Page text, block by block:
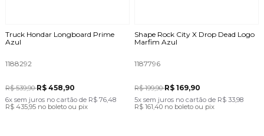
Truck Hondar Longboard Prime
Azul
1188292
R$ 539,90R$ 458,90
6x sem juros no cartãode R$ 76,48
R$ 435,95 no boleto ou pix
Shape Rock City X Drop Dead Logo
Marfim Azul
1187796
R$ 199,90R$ 169,90
5x sem juros no cartão de R$ 33,98
R$ 161,40 no boleto ou pix